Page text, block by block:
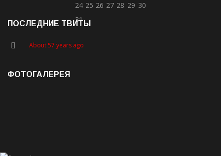
24 25 26 27 28 29 30
31
ПОСЛЕДНИЕ ТВИТЫ
About 57 years ago
ФОТОГАЛЕРЕЯ